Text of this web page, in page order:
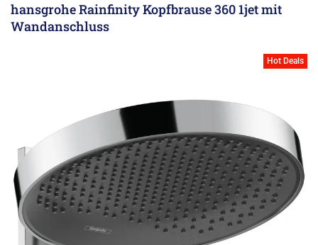
hansgrohe Rainfinity Kopfbrause 360 1jet mit
Wandanschluss
Hot Deals